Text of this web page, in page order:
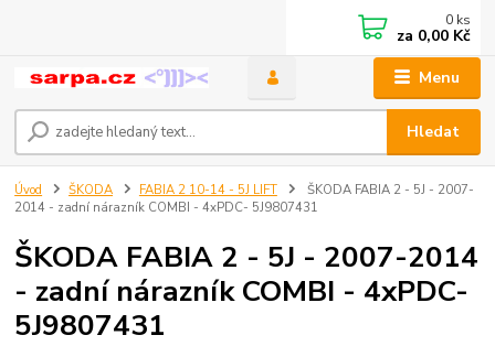
Menu
Hledat
0 ks
za 0,00 Kč
Úvod ŠKODA FABIA 2 10-14 - 5J LIFT
ŠKODA FABIA 2 - 5J - 2007-
2014 - zadní nárazník COMBI - 4xPDC- 5J9807431
ŠKODA FABIA 2 - 5J - 2007-2014
- zadní nárazník COMBI - 4xPDC-
5J9807431